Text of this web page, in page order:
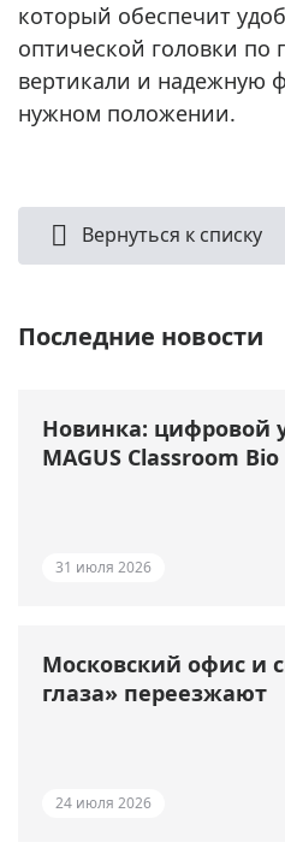
который обеспечит
оптической головки по
вертикали и надежную
нужном положении.
Вернуться к списку
Последние новости
Новинка: цифровой
MAGUS Classroom Bio
31 июля 2026
Московский офис и
глаза» переезжают
24 июля 2026